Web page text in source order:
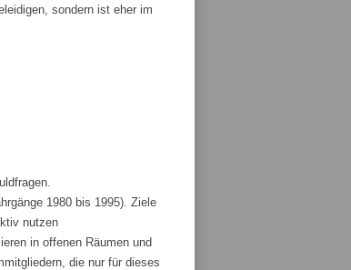
sondern ist eher im
1980 bis 1995). Ziele
nutzen
in offenen Räumen und
die nur für dieses